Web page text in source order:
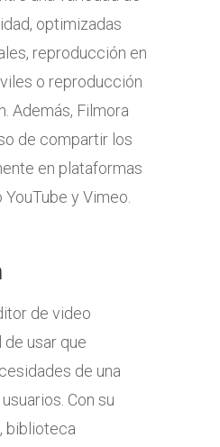
optimizadas
reproducción en
o reproducción
Además, Filmora
de compartir los
en plataformas
y Vimeo.
de video
usar que
de una
Con su
biblioteca